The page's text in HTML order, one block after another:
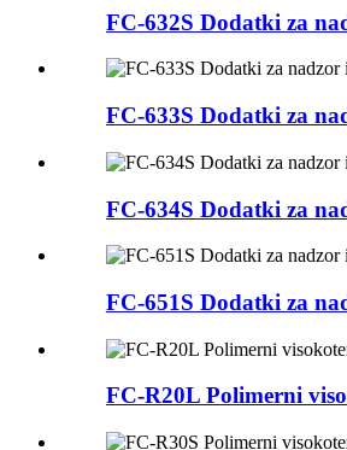
FC-632S Dodatki za
FC-633S Dodatki za
FC-634S Dodatki za
FC-651S Dodatki za
FC-R20L Polimerni